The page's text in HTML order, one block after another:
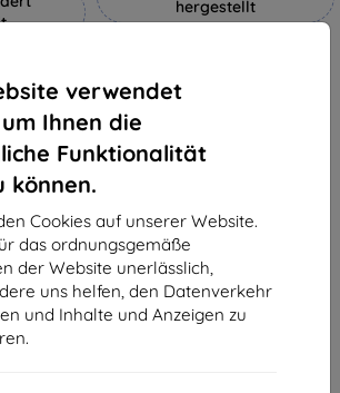
verwendet
Ihnen die
Funktionalität
können.
Cookies auf unserer Website.
das ordnungsgemäße
der Website unerlässlich,
uns helfen, den Datenverkehr
und Inhalte und Anzeigen zu
hergestellt
Auf Lager 4 Stk.